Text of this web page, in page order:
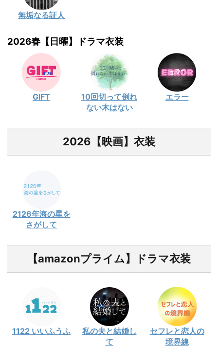
無垢なる証人
2026春【日曜】ドラマ衣装
GIFT
10回切って倒れ
ない木はない
エラー
2026【映画】衣装
2126年海の星を
さがして
【amazonプライム】ドラマ衣装
1122 いいふうふ
私の夫と結婚し
て
セフレと恋人の
境界線